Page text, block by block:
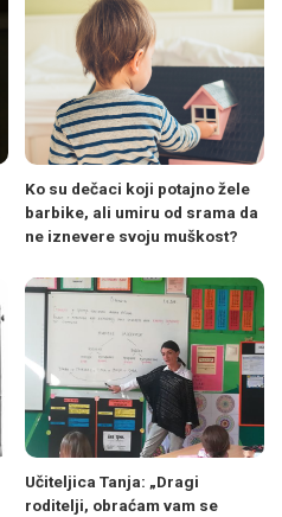
Ko su dečaci koji potajno žele
barbike, ali umiru od srama da
ne iznevere svoju muškost?
Učiteljica Tanja: „Dragi
roditelji, obraćam vam se